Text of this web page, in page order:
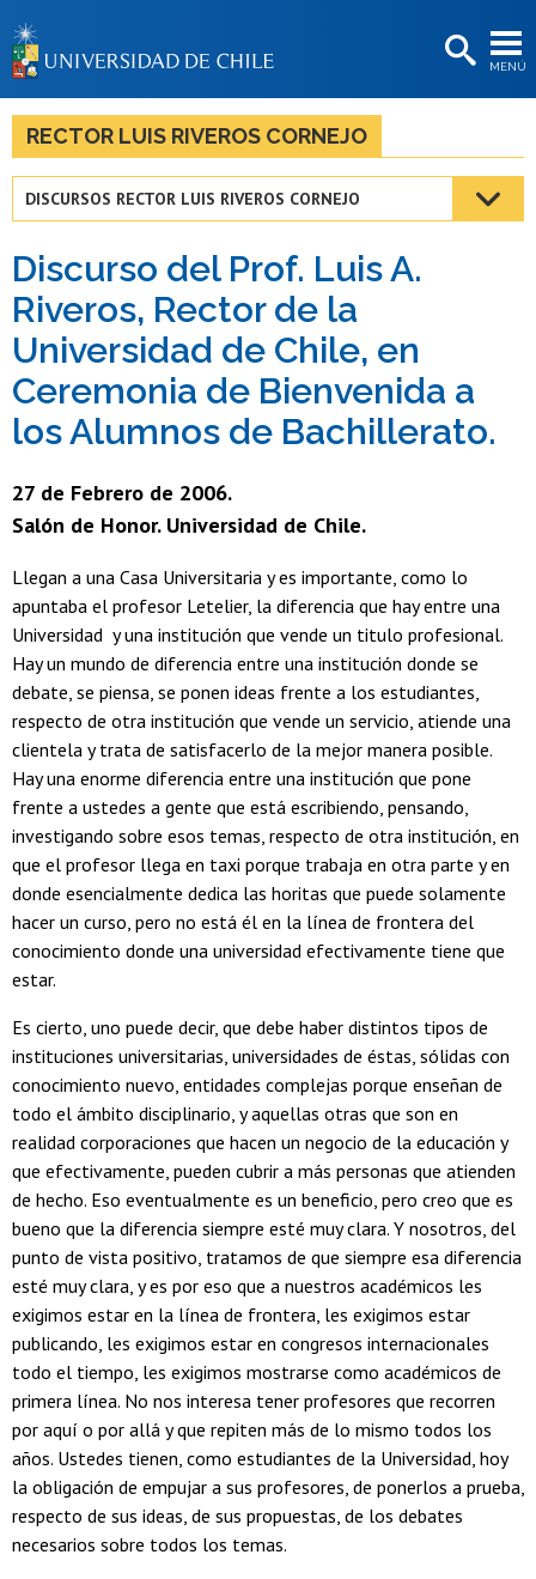
MENÚ
BIBLIOTECAS
LA UNIVERSIDAD
Estudiantes
Académicas/os
Funcionarias/os
Egresadas/os
RECTOR LUIS RIVEROS CORNEJO
DISCURSOS RECTOR LUIS RIVEROS CORNEJO
Discurso del Prof. Luis A.
Riveros, Rector de la
Universidad de Chile, en
Ceremonia de Bienvenida a
los Alumnos de Bachillerato.
27 de Febrero de 2006.
Salón de Honor. Universidad de Chile.
Llegan a una Casa Universitaria y es importante, como lo
apuntaba el profesor Letelier, la diferencia que hay entre una
Universidad y una institución que vende un titulo profesional.
Hay un mundo de diferencia entre una institución donde se
debate, se piensa, se ponen ideas frente a los estudiantes,
respecto de otra institución que vende un servicio, atiende una
clientela y trata de satisfacerlo de la mejor manera posible.
Hay una enorme diferencia entre una institución que pone
frente a ustedes a gente que está escribiendo, pensando,
investigando sobre esos temas, respecto de otra institución, en
que el profesor llega en taxi porque trabaja en otra parte y en
donde esencialmente dedica las horitas que puede solamente
hacer un curso, pero no está él en la línea de frontera del
conocimiento donde una universidad efectivamente tiene que
estar.
Es cierto, uno puede decir, que debe haber distintos tipos de
instituciones universitarias, universidades de éstas, sólidas con
conocimiento nuevo, entidades complejas porque enseñan de
todo el ámbito disciplinario, y aquellas otras que son en
realidad corporaciones que hacen un negocio de la educación y
que efectivamente, pueden cubrir a más personas que atienden
de hecho. Eso eventualmente es un beneficio, pero creo que es
bueno que la diferencia siempre esté muy clara. Y nosotros, del
punto de vista positivo, tratamos de que siempre esa diferencia
esté muy clara, y es por eso que a nuestros académicos les
exigimos estar en la línea de frontera, les exigimos estar
publicando, les exigimos estar en congresos internacionales
todo el tiempo, les exigimos mostrarse como académicos de
primera línea. No nos interesa tener profesores que recorren
por aquí o por allá y que repiten más de lo mismo todos los
años. Ustedes tienen, como estudiantes de la Universidad, hoy
la obligación de empujar a sus profesores, de ponerlos a prueba,
respecto de sus ideas, de sus propuestas, de los debates
necesarios sobre todos los temas.